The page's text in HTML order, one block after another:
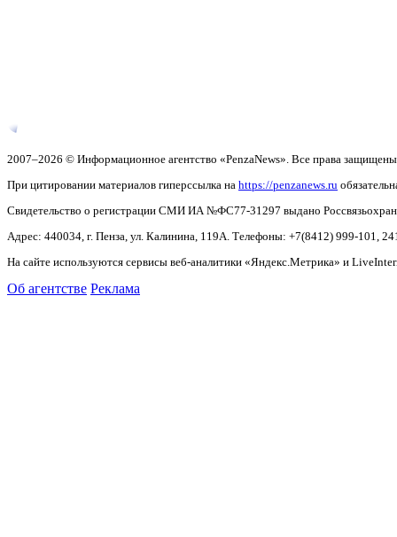
2007–2026 © Информационное агентство «PenzaNews». Все права
При цитировании материалов гиперссылка на https://penzanews.ru
Свидетельство о регистрации СМИ ИА №ФС77-31297 выдано
Адрес: 440034, г. Пенза, ул. Калинина, 119А. Телефоны: +7(8412) 999-101,
На сайте используются сервисы веб-аналитики «Яндекс.Метрика» и
Об агентстве Реклама